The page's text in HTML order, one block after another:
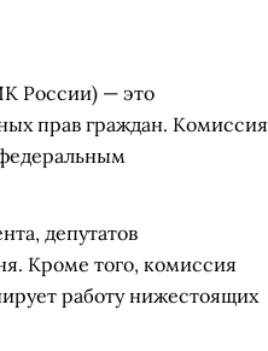
России) — это
прав граждан. Комиссия
депутатов
Кроме того, комиссия
работу нижестоящих